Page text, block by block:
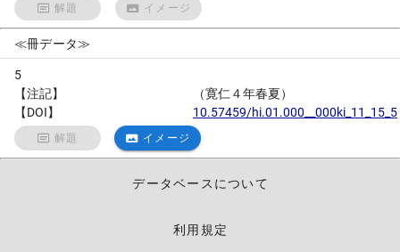
解題 イメージ
≪冊データ≫
5
【注記】
（寛仁４年春夏）
【DOI】
10.57459/hi.01.000__000ki_11_15_5
解題 イメージ
データベースについて
利用規定